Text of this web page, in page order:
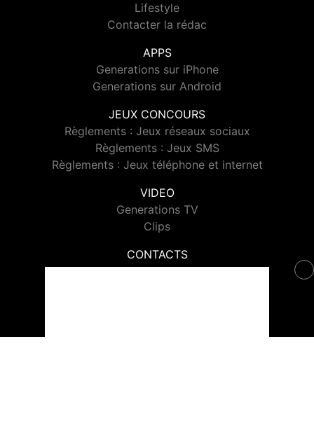
Lifestyle
Contacter la rédac
APPS
Generations sur iPhone
Generations sur Android
JEUX CONCOURS
Règlements : Jeux réseaux sociaux
Règlements : Jeux SMS
Règlements : Jeux téléphone et internet
VIDEO
Generations TV
Clips
CONTACTS
Contacter Generations